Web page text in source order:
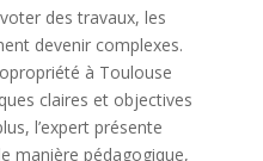
des travaux, les
devenir complexes.
à Toulouse
claires et objectives
l’expert présente
manière pédagogique,